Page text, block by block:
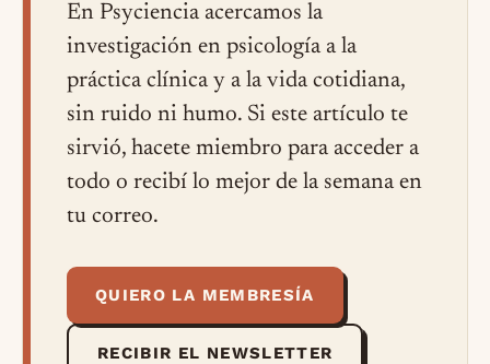
En Psyciencia acercamos la
investigación en psicología a la
práctica clínica y a la vida cotidiana,
sin ruido ni humo. Si este artículo te
sirvió, hacete miembro para acceder a
todo o recibí lo mejor de la semana en
tu correo.
QUIERO LA MEMBRESÍA
RECIBIR EL NEWSLETTER